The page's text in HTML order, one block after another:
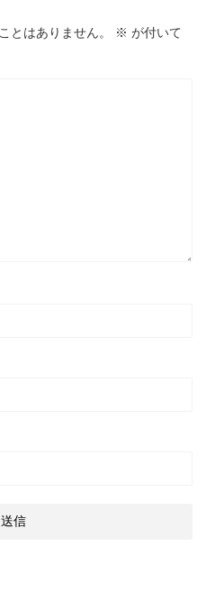
とはありません。 ※ が付いて